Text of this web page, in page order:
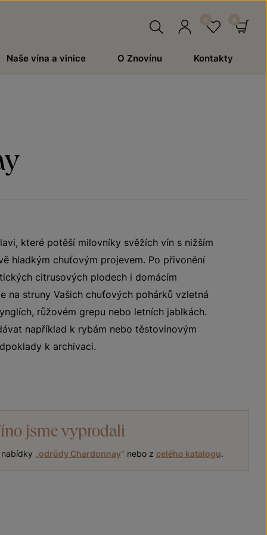
Naše vína a vinice O Znovínu Kontakty
které potěší milovníky svěžích vín s nižším
hladkým chuťovým projevem. Po přivonění
citrusových plodech i domácím
na struny Vašich chuťových pohárků vzletná
růžovém grepu nebo letních jablkách.
například k rybám nebo těstovinovým
k archivaci.
jsme vyprodali
odrůdy Chardonnay“ nebo z celého katalogu.